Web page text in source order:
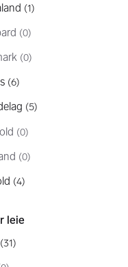
(1)
(0)
(0)
(6)
(5)
(0)
(0)
(4)
leie
(31)